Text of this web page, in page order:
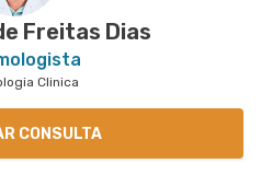
Freitas Dias
Clinica
CONSULTA